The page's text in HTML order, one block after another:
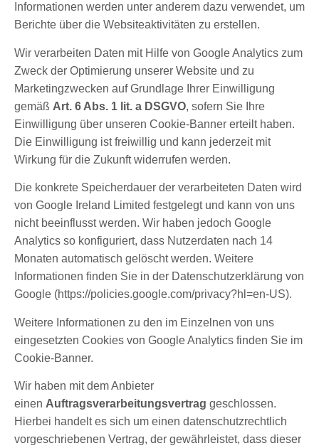
Informationen werden unter anderem dazu verwendet, um
Berichte über die Websiteaktivitäten zu erstellen.
Wir verarbeiten Daten mit Hilfe von Google Analytics zum
Zweck der Optimierung unserer Website und zu
Marketingzwecken auf Grundlage Ihrer Einwilligung
gemäß Art. 6 Abs. 1 lit. a DSGVO, sofern Sie Ihre
Einwilligung über unseren Cookie-Banner erteilt haben.
Die Einwilligung ist freiwillig und kann jederzeit mit
Wirkung für die Zukunft widerrufen werden.
Die konkrete Speicherdauer der verarbeiteten Daten wird
von Google Ireland Limited festgelegt und kann von uns
nicht beeinflusst werden. Wir haben jedoch Google
Analytics so konfiguriert, dass Nutzerdaten nach 14
Monaten automatisch gelöscht werden. Weitere
Informationen finden Sie in der Datenschutzerklärung von
Google (https://policies.google.com/privacy?hl=en-US).
Weitere Informationen zu den im Einzelnen von uns
eingesetzten Cookies von Google Analytics finden Sie im
Cookie-Banner.
Wir haben mit dem Anbieter
einen Auftragsverarbeitungsvertrag geschlossen.
Hierbei handelt es sich um einen datenschutzrechtlich
vorgeschriebenen Vertrag, der gewährleistet, dass dieser